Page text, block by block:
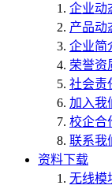
企业动
产品动
企业简
荣誉资
社会责
加入我
校企合
联系我
资料下载
无线模